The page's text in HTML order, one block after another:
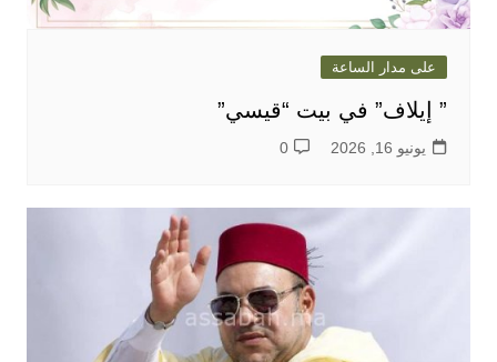
على مدار الساعة
” إيلاف” في بيت “قيسي”
يونيو 16, 2026 0